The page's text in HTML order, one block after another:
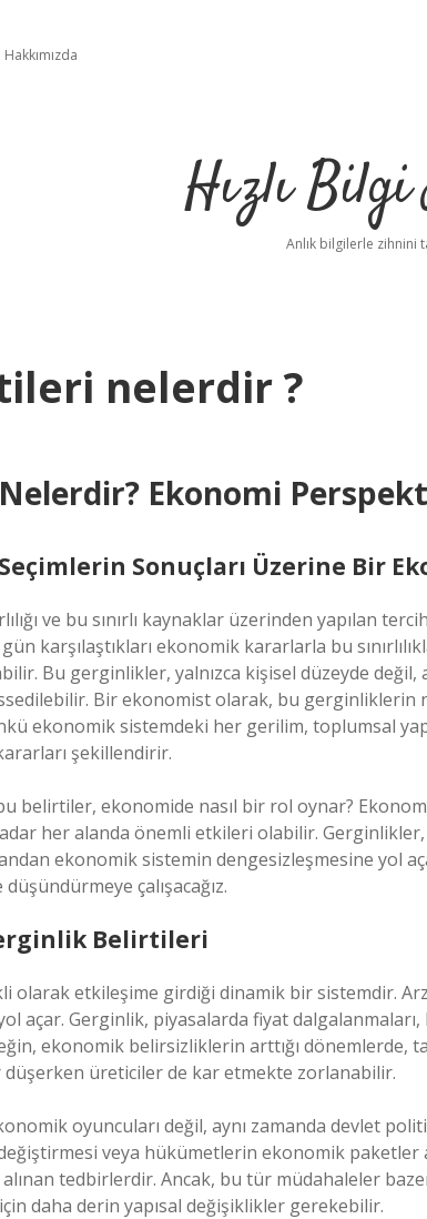
Hakkımızda
Hızlı Bilgi
Anlık bilgilerle zihnini
nelerdir ?
Ekonomi
Seçimlerin Sonuçları Üzerine Bir
ve bu sınırlı kaynaklar üzerinden yapılan
karşılaştıkları ekonomik kararlarla bu
Bu gerginlikler, yalnızca kişisel düzeyde değil,
Bir ekonomist olarak, bu gerginliklerin
ekonomik sistemdeki her gerilim, toplumsal
şekillendirir.
belirtiler, ekonomide nasıl bir rol oynar?
her alanda önemli etkileri olabilir.
ekonomik sistemin dengesizleşmesine yol
çalışacağız.
Belirtileri
olarak etkileşime girdiği dinamik bir sistemdir.
açar. Gerginlik, piyasalarda fiyat
ekonomik belirsizliklerin arttığı dönemlerde,
düşerken üreticiler de kar etmekte zorlanabilir.
oyuncuları değil, aynı zamanda devlet
veya hükümetlerin ekonomik paketler
tedbirlerdir. Ancak, bu tür müdahaleler
daha derin yapısal değişiklikler gerekebilir.